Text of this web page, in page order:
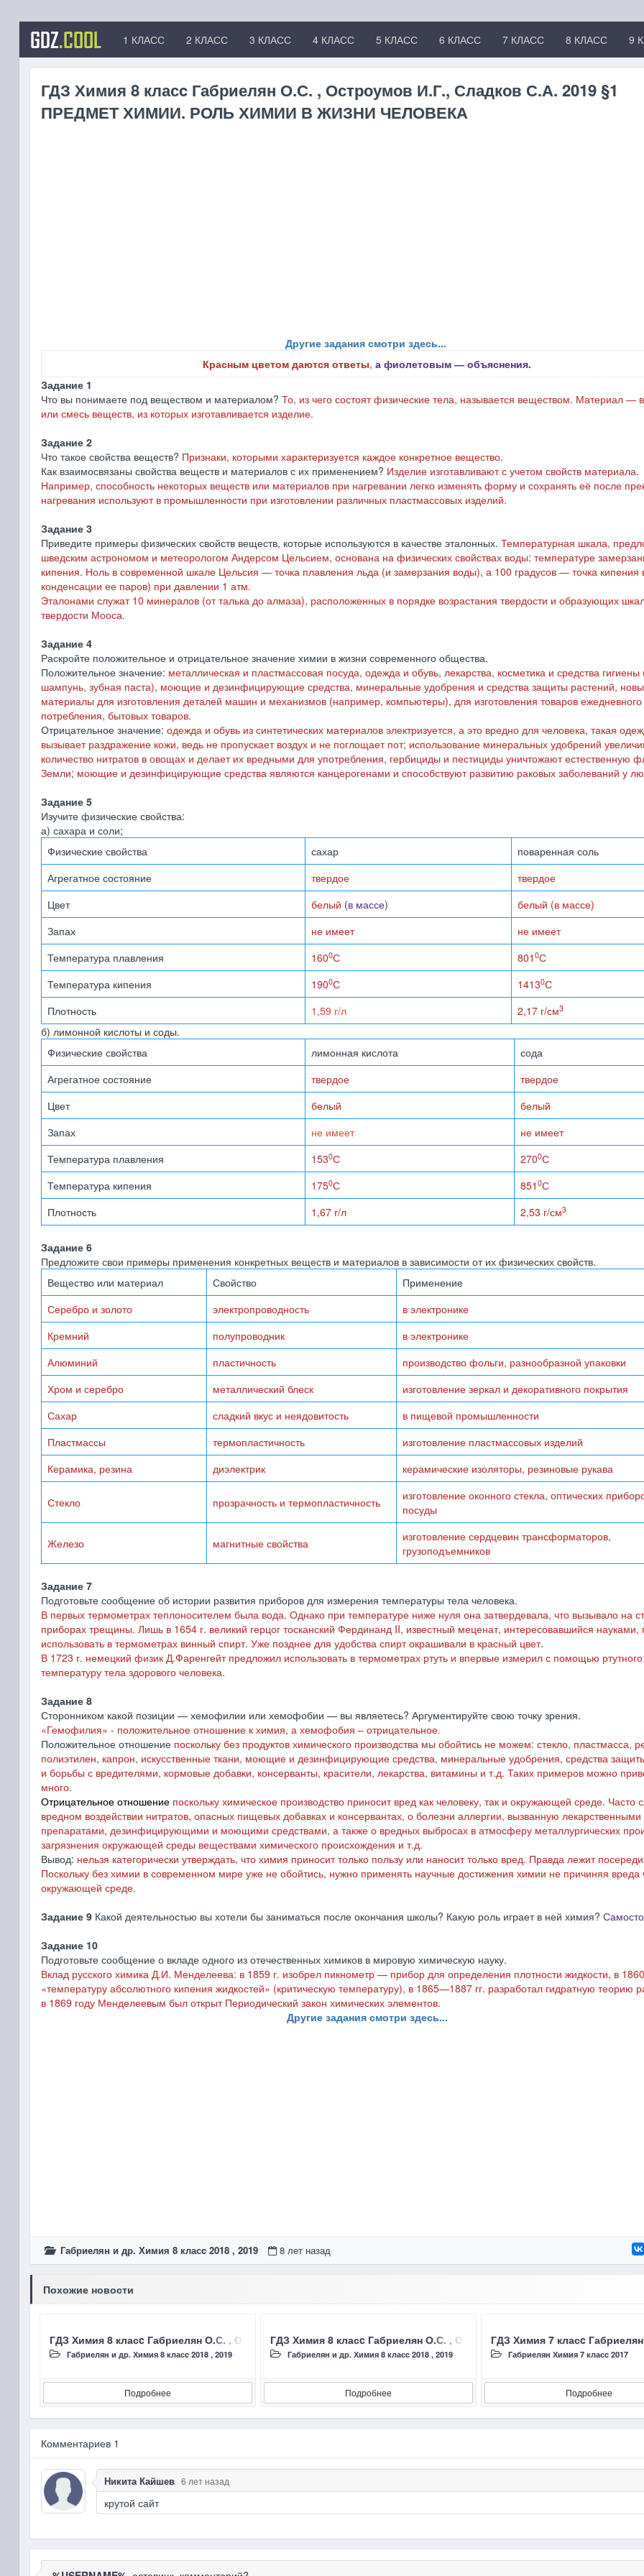
GDZ.COOL 1 КЛАСС 2 КЛАСС 3 КЛАСС 4 КЛАСС 5 КЛАСС 6 КЛАСС 7 КЛАСС 8 КЛАСС 9
ГДЗ Химия 8 класc Габриелян О.С. , Остроумов И.Г., Сладков С.А. 2019 §1
ПРЕДМЕТ ХИМИИ. РОЛЬ ХИМИИ В ЖИЗНИ ЧЕЛОВЕКА
Другие задания смотри здесь...
Красным цветом даются ответы, а фиолетовым ― объяснения.
Задание 1
Что вы понимаете под веществом и материалом? То, из чего состоят физические тела, называется веществом. Материал ―
или смесь веществ, из которых изготавливается изделие.
Задание 2
Что такое свойства веществ? Признаки, которыми характеризуется каждое конкретное вещество.
Как взаимосвязаны свойства веществ и материалов с их применением? Изделие изготавливают с учетом свойств материала.
Например, способность некоторых веществ или материалов при нагревании легко изменять форму и сохранять её после
нагревания используют в промышленности при изготовлении различных пластмассовых изделий.
Задание 3
Приведите примеры физических свойств веществ, которые используются в качестве эталонных. Температурная шкала,
шведским астрономом и метеорологом Андерсом Цельсием, основана на физических свойствах воды: температуре
кипения. Ноль в современной шкале Цельсия ― точка плавления льда (и замерзания воды), а 100 градусов ― точка кипения
конденсации ее паров) при давлении 1 атм.
Эталонами служат 10 минералов (от талька до алмаза), расположенных в порядке возрастания твердости и образующих
твердости Мооса.
Задание 4
Раскройте положительное и отрицательное значение химии в жизни современного общества.
Положительное значение: металлическая и пластмассовая посуда, одежда и обувь, лекарства, косметика и средства
шампунь, зубная паста), моющие и дезинфицирующие средства, минеральные удобрения и средства защиты растений,
материалы для изготовления деталей машин и механизмов (например, компьютеры), для изготовления товаров ежедневного
потребления, бытовых товаров.
Отрицательное значение: одежда и обувь из синтетических материалов электризуется, а это вредно для человека, такая
вызывает раздражение кожи, ведь не пропускает воздух и не поглощает пот; использование минеральных удобрений
количество нитратов в овощах и делает их вредными для употребления, гербициды и пестициды уничтожают естественную
Земли; моющие и дезинфицирующие средства являются канцерогенами и способствуют развитию раковых заболеваний у
Задание 5
Изучите физические свойства:
а) сахара и соли;
Физические свойства
сахар
поваренная соль
Агрегатное состояние
твердое
твердое
Цвет
белый (в массе)
белый (в массе)
Запах
не имеет
не имеет
Температура плавления
1600С 801 0С
Температура кипения
1900С 14130С
Плотность
1,59 г/л 2,17 г/см3
б) лимонной кислоты и соды.
Физические свойства
лимонная кислота
сода
Агрегатное состояние
твердое
твердое
Цвет
белый
белый
Запах
не имеет
не имеет
Температура плавления
1530С 2700С
Температура кипения
1750С 851 0С
Плотность
1,67 г/л 2,53 г/см3
Задание 6
Предложите свои примеры применения конкретных веществ и материалов в зависимости от их физических свойств.
Вещество или материал
Свойство
Применение
Серебро и золото
электропроводность
в электронике
Кремний
полупроводник
в электронике
Алюминий
пластичность
производство фольги, разнообразной упаковки
Хром и серебро
металлический блеск
изготовление зеркал и декоративного покрытия
Сахар
сладкий вкус и неядовитость
в пищевой промышленности
Пластмассы
термопластичность
изготовление пластмассовых изделий
Керамика, резина
диэлектрик керамические изоляторы, резиновые рукава
Стекло прозрачность и термопластичность
изготовление оконного стекла, оптических
посуды
Железо магнитные свойства
изготовление сердцевин трансформаторов,
грузоподъемников
Задание 7
Подготовьте сообщение об истории развития приборов для измерения температуры тела человека.
В первых термометрах теплоносителем была вода. Однако при температуре ниже нуля она затвердевала, что вызывало на
приборах трещины. Лишь в 1654 г. великий герцог тосканский Фердинанд II, известный меценат, интересовавшийся
использовать в термометрах винный спирт. Уже позднее для удобства спирт окрашивали в красный цвет.
В 1723 г. немецкий физик Д.Фаренгейт предложил использовать в термометрах ртуть и впервые измерил с помощью
температуру тела здорового человека.
Задание 8
Сторонником какой позиции — хемофилии или хемофобии — вы являетесь? Аргументируйте свою точку зрения.
«Гемофилия» - положительное отношение к химия, а хемофобия – отрицательное.
Положительное отношение поскольку без продуктов химического производства мы обойтись не можем: стекло, пластмасса,
полиэтилен, капрон, искусственные ткани, моющие и дезинфицирующие средства, минеральные удобрения, средства
и борьбы с вредителями, кормовые добавки, консерванты, красители, лекарства, витамины и т.д. Таких примеров можно
много.
Отрицательное отношениепоскольку химическое производство приносит вред как человеку, так и окружающей среде.
вредном воздействии нитратов, опасных пищевых добавках и консервантах, о болезни аллергии, вызванную лекарственными
препаратами, дезинфицирующими и моющими средствами, а также о вредных выбросах в атмосферу металлургических
загрязнения окружающей среды веществами химического происхождения и т.д.
Вывод: нельзя категорически утверждать, что химия приносит только пользу или наносит только вред. Правда лежит
Поскольку без химии в современном мире уже не обойтись, нужно применять научные достижения химии не причиняя вреда
окружающей среде.
Задание 9Какой деятельностью вы хотели бы заниматься после окончания школы? Какую роль играет в ней химия?
Задание 10
Подготовьте сообщение о вкладе одного из отечественных химиков в мировую химическую науку.
Вклад русского химика Д.И. Менделеева: в 1859 г. изобрел пикнометр — прибор для определения плотности жидкости, в
«температуру абсолютного кипения жидкостей» (критическую температуру), в 1865—1887 гг. разработал гидратную теорию
в 1869 году Менделеевым был открыт Периодический закон химических элементов.
Другие задания смотри здесь...
Габриелян и др. Химия 8 класc 2018 , 2019 8 лет назад
Похожие новости
ГДЗ Химия 8 класc Габриелян О.С. , Остроумов И.Г., Сладков С.А. 2019 §3 АГРЕГАТНЫЕ СОСТОЯНИЯ ВЕЩЕСТВ
Габриелян и др. Химия 8 класc 2018 , 2019
Подробнее
ГДЗ Химия 8 класc Габриелян О.С. , Остроумов И.Г., Сладков С.А.
Габриелян и др. Химия 8 класc 2018 , 2019
Подробнее
ГДЗ Химия 7 класc
Габриелян Химия 7 класc 2017
Подробнее
Комментариев 1
Никита Кайшев 6 лет назад
крутой сайт